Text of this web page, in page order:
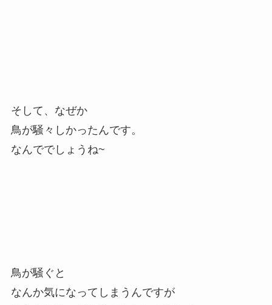
そして、なぜか
鳥が騒々しかったんです。
なんででしょうね~
鳥が騒ぐと
なんか気になってしまうんですが